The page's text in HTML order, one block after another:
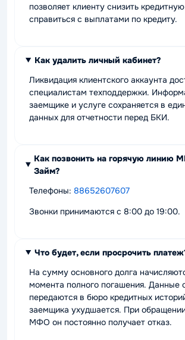
позволяет клиенту снизить
справиться с выплатами по кредиту.
Как удалить личный кабинет?
Ликвидация клиентского аккаунта
специалистам техподдержки.
заемщике и услуге сохраняется в
данных для отчетности перед БКИ.
Как позвонить на горячую линию
Займ?
Телефоны: 88652607607
Звонки принимаются с 8:00 до 19:00.
Что будет, если просрочить
На сумму основного долга
момента полного погашения. Данные
передаются в бюро кредитных
заемщика ухудшается. При
МФО он постоянно получает отказ.